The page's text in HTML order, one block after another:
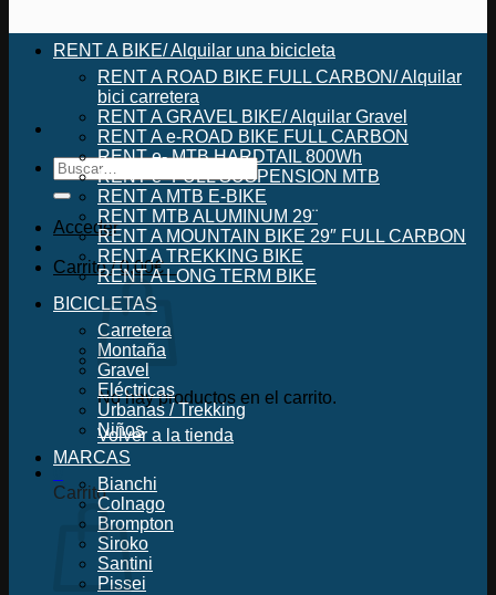
Buscar
por:
Acceder
Carrito /0,00€ 0
No hay productos en el carrito.
Volver a la tienda
Carrito
RENT A BIKE/ Alquilar una bicicleta
RENT A ROAD BIKE FULL CARBON/ Alquilar
bici carretera
RENT A GRAVEL BIKE/ Alquilar Gravel
RENT A e-ROAD BIKE FULL CARBON
RENT e- MTB HARDTAIL 800Wh
RENT e- FULL SUSPENSION MTB
RENT A MTB E-BIKE
RENT MTB ALUMINUM 29¨
RENT A MOUNTAIN BIKE 29″ FULL CARBON
RENT A TREKKING BIKE
RENT A LONG TERM BIKE
BICICLETAS
Carretera
Montaña
Gravel
Eléctricas
Urbanas / Trekking
Niños
MARCAS
Bianchi
Colnago
Brompton
Siroko
Santini
Pissei